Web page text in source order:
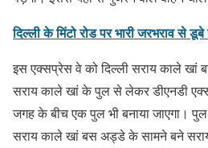
दिल्ली के मिंटो रोड पर भारी जरभराव से डूबे
इस एक्सप्रेस वे को दिल्ली सराय काले खां
सराय काले खां के पुल से लेकर डीएनडी
जगह के बीच एक पुल भी बनाया जाएगा।
सराय काले खां बस अड्डे के सामने बने